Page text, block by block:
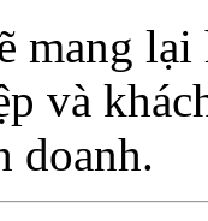
mang
và
doanh.